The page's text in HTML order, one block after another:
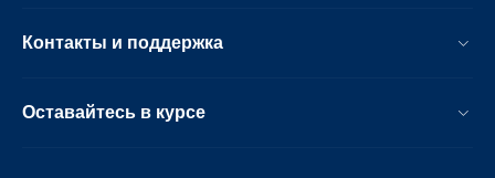
Контакты и поддержка
Оставайтесь в курсе